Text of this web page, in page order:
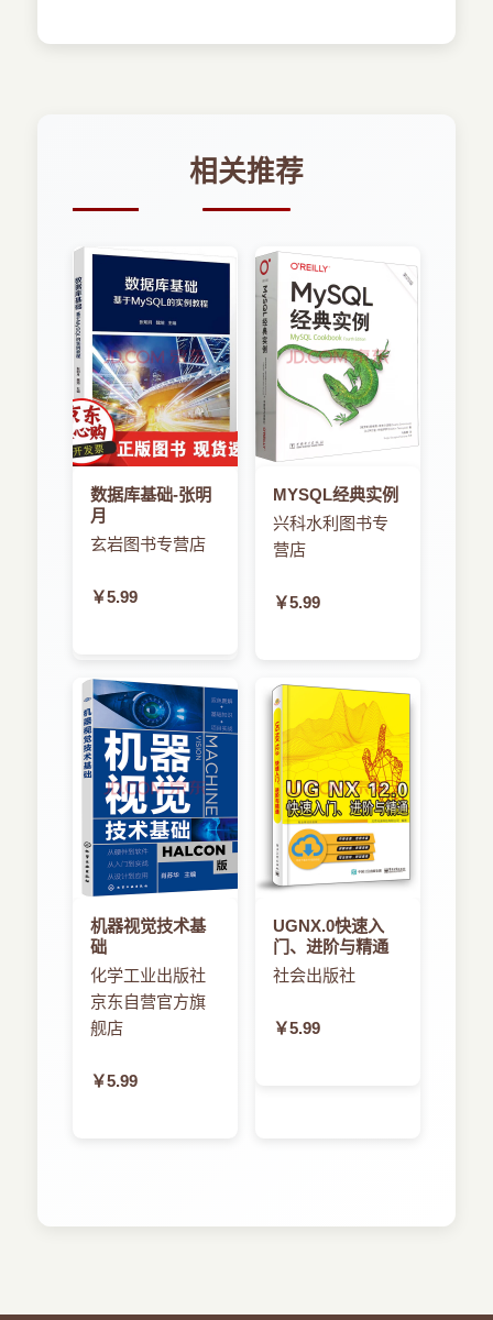
2.12 从来没有足够的时间做所有需要的测试 56
2.13 能源开采的危险：多次衡量，一次比较 59
2.14 大规模商业软件中的错误文件定位 63
2.16 至关重要的是决策而非数字：分析设计表 68
2.17 编程语言对代码质量影响的系统研究 72
2.18 代码审查不是为了寻找缺陷：即使已建立的
工具也需要偶尔进行评估 74
第3章 技术 78
3.1 会谈 78
3.2 查找暂存数据中的状态转换 83
3.3 卡片分类：从文本到主题 85
3.4 工具！工具！我们需要工具 88
3.6 你需要哪种机器学习方法 96
3.7 首先结构化你的非结构化数据！用标签云概括
非结构化数据的案例 99
3.9 自然语言处理不是免费的午餐 109
3.12 隐私和数据共享都要有恰如其分的条件 120
3.13 软件工程可预测模型中的群体智慧 124
3.14 挖掘软件数据时兼顾定量方法和定性方法
128
3.15 为存活而调查设计的过程和为远航而调查部
署的过程 132
第4章 智慧与技巧 138
4.1 记录一切？ 138
4.2 起源的重要性 140
4.4 减少洞察时间 147
4.5 获取成功的五步：如何在组织中部署数据科学
150
4.6 发布过程如何影响软件分析 153
4.7 安全无价 156
4.9 使可视化成为分析过程的一部分 163
4.15 一次还不够：为什么需要重复 181
相关推荐
数据库基础-张明
月
玄岩图书专营店
￥5.99
MYSQL经典实例
兴科水利图书专
营店
￥5.99
机器视觉技术基
础
化学工业出版社
京东自营官方旗
舰店
￥5.99
UGNX.0快速入
门、进阶与精通
社会出版社
￥5.99